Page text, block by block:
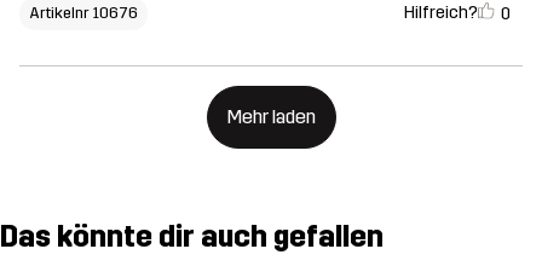
Artikelnr 10676 Hilfreich? 0
Mehr laden
Das könnte dir auch gefallen